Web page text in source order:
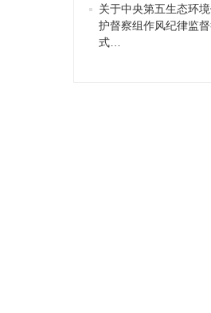
关于中央第五生态环
护督察组作风纪律监
式…